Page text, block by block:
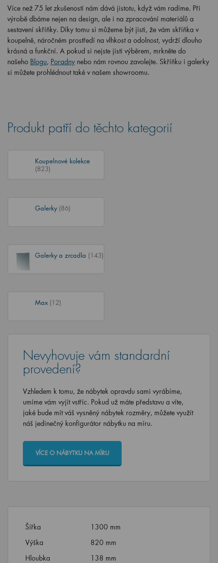
Více než 75 let zkušeností nám dává jistotu, když vám radíme. Při
výrobě dbáme nejen na design, ale i na zpracování materiálů a
sestavení skříňky. Díky tomu si můžeme být jisti, že vám skříňka v
koupelně, náročném prostředí na vlhkost a odolnost, vydrží dlouho
krásná a funkční. A pokud si nejste jisti výběrem, mrkněte do
našeho Blogu, Poradny nebo nám rovnou zavolejte. Skříňku i galerky
si můžete prohlédnout také v našem showroomu.
Produkt patří do těchto kategorií
Koupelnové kolekce
(823)
Galerky (86)
Galerky a zrcadla (143)
Max (12)
Nevyhovuje vám standardní
provedení?
Vzhledem k tomu, že nábytek opravdu sami vyrábíme,
umíme vám vyjít vstříc. Pokud už máte představu a víte,
jaké bude mít váš vysněný nábytek rozměry, můžete využít
náš jedinečný konfigurátor nábytku na míru.
VÍCE O NÁBYTKU NA MÍRU
Šířka
1300 mm
Výška
820 mm
Hloubka
138 mm